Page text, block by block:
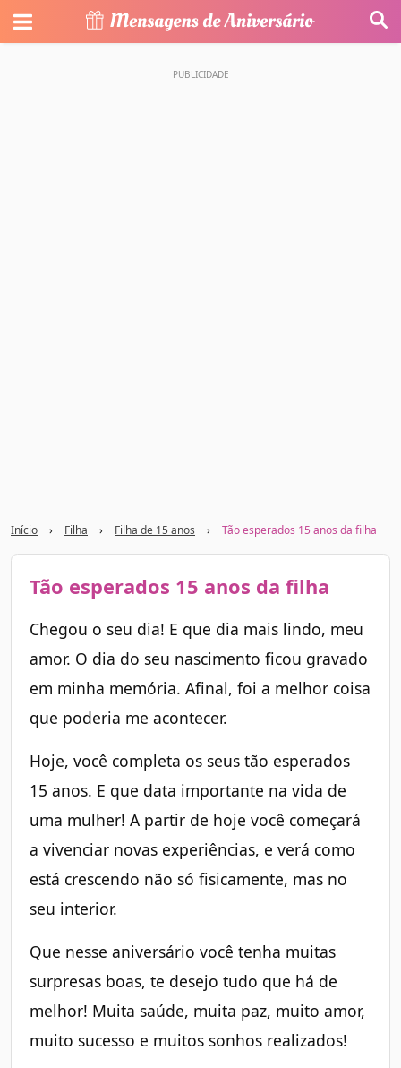
Início › Filha › Filha de 15 anos › Tão esperados 15 anos da filha
Tão esperados 15 anos da filha
Chegou o seu dia! E que dia mais lindo, meu
amor. O dia do seu nascimento ficou gravado
em minha memória. Afinal, foi a melhor coisa
que poderia me acontecer.
Hoje, você completa os seus tão esperados
15 anos. E que data importante na vida de
uma mulher! A partir de hoje você começará
a vivenciar novas experiências, e verá como
está crescendo não só fisicamente, mas no
seu interior.
Que nesse aniversário você tenha muitas
surpresas boas, te desejo tudo que há de
melhor! Muita saúde, muita paz, muito amor,
muito sucesso e muitos sonhos realizados!